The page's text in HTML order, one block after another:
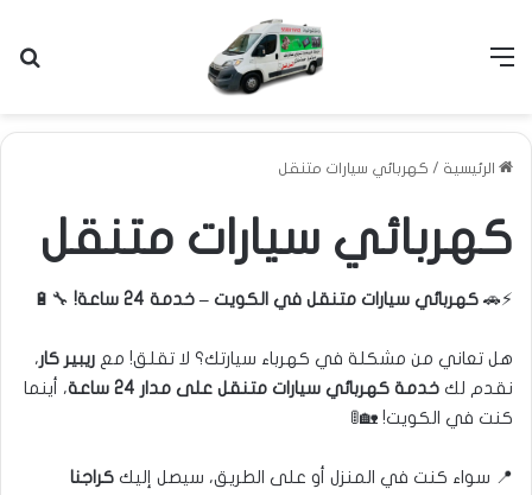
القائمة
الرئيسية / كهربائي سيارات متنقل
كهربائي سيارات متنقل
⚡🚗 كهربائي سيارات متنقل في الكويت – خدمة 24 ساعة! 🔧🔋
هل تعاني من مشكلة في كهرباء سيارتك؟ لا تقلق! مع ريبير كار،
نقدم لك خدمة كهربائي سيارات متنقل على مدار 24 ساعة
، أينما
كنت في الكويت! 🏡🚦
📍 سواء كنت في المنزل أو على الطريق، سيصل إليك كراجنا